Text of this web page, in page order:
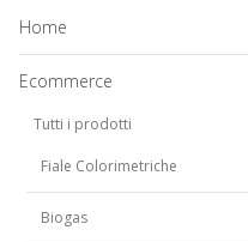
Home
Ecommerce
Tutti i prodotti
Fiale Colorimetriche
Biogas